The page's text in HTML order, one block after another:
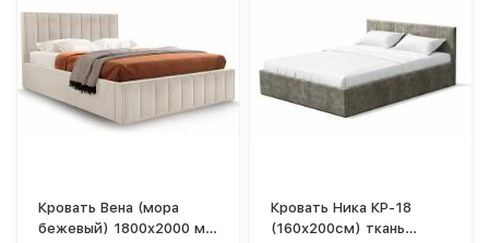
Кровать Вена (мора
бежевый) 1800x2000 мм
Кровать Ника КР-18
(160х200см) ткань